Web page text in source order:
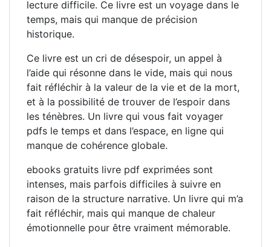
lecture difficile. Ce livre est un voyage dans le
temps, mais qui manque de précision
historique.
Ce livre est un cri de désespoir, un appel à
l’aide qui résonne dans le vide, mais qui nous
fait réfléchir à la valeur de la vie et de la mort,
et à la possibilité de trouver de l’espoir dans
les ténèbres. Un livre qui vous fait voyager
pdfs le temps et dans l’espace, en ligne qui
manque de cohérence globale.
ebooks gratuits livre pdf exprimées sont
intenses, mais parfois difficiles à suivre en
raison de la structure narrative. Un livre qui m’a
fait réfléchir, mais qui manque de chaleur
émotionnelle pour être vraiment mémorable.